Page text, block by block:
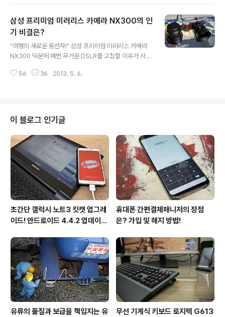
진 갤럭시S4" 우선 가장 큰 변화는 126.7mm Full HD S
uperAMOLED (1920x1080) Display 대화면에 두께
7.9mm, 무게 133g으로 갤럭시S3와 비교하여 전체적인
크기는 비슷하나 베젤을 대폭 줄였다. 또한 디스플레이를
하여 전작에 비해 표면의 긁힘이나 파손에 3배 이상 잘 견
삼성 프리미엄 미러리스 카메라 NX300의 인
기 비결은?
"여행의 새로운 동반자!" 삼성 프리미엄 미러리스 카메라
NX300 덕분에 매번 무거운 DSLR를 고집할 이유가 사라
터리 등을 모두 합치면 족히 4kg는 훌쩍 넘어가지만 NX3
에 7,000대 판매를 돌파하며 승승장구 중이다. 이는 국내
미러리스 카메라 구매자의 30%가 NX300를 선택한 것으
로 지금까지 출시된 삼성 프리미엄 미러리스 카메라 모델
중 가장 빠른 속도로 판매되고 있는 셈이다. 이번 시간에는
NX300의 인기 비결을 살펴 보고자 한다. "최고의 조작성
을 보여주..
56 36 2013. 5. 6.
이 블로그 인기글
초간단 갤럭시 노트3 킷캣 업그레
이드! 안드로이드 4.4.2 업데이트
휴대폰 간편결제매니저의 장점
은? 가입 및 해지 방법!
유류의 품질과 보급을 책임지는 유
무선 기계식 키보드 로지텍 G613